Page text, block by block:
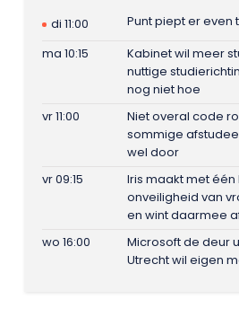
di 11:00
Punt piept er even
ma 10:15
Kabinet wil meer
nuttige
nog niet hoe
vr 11:00
Niet overal code
sommige
wel door
vr 09:15
Iris maakt met
onveiligheid van
en wint daarmee
wo 16:00
Microsoft de deur
Utrecht wil eigen